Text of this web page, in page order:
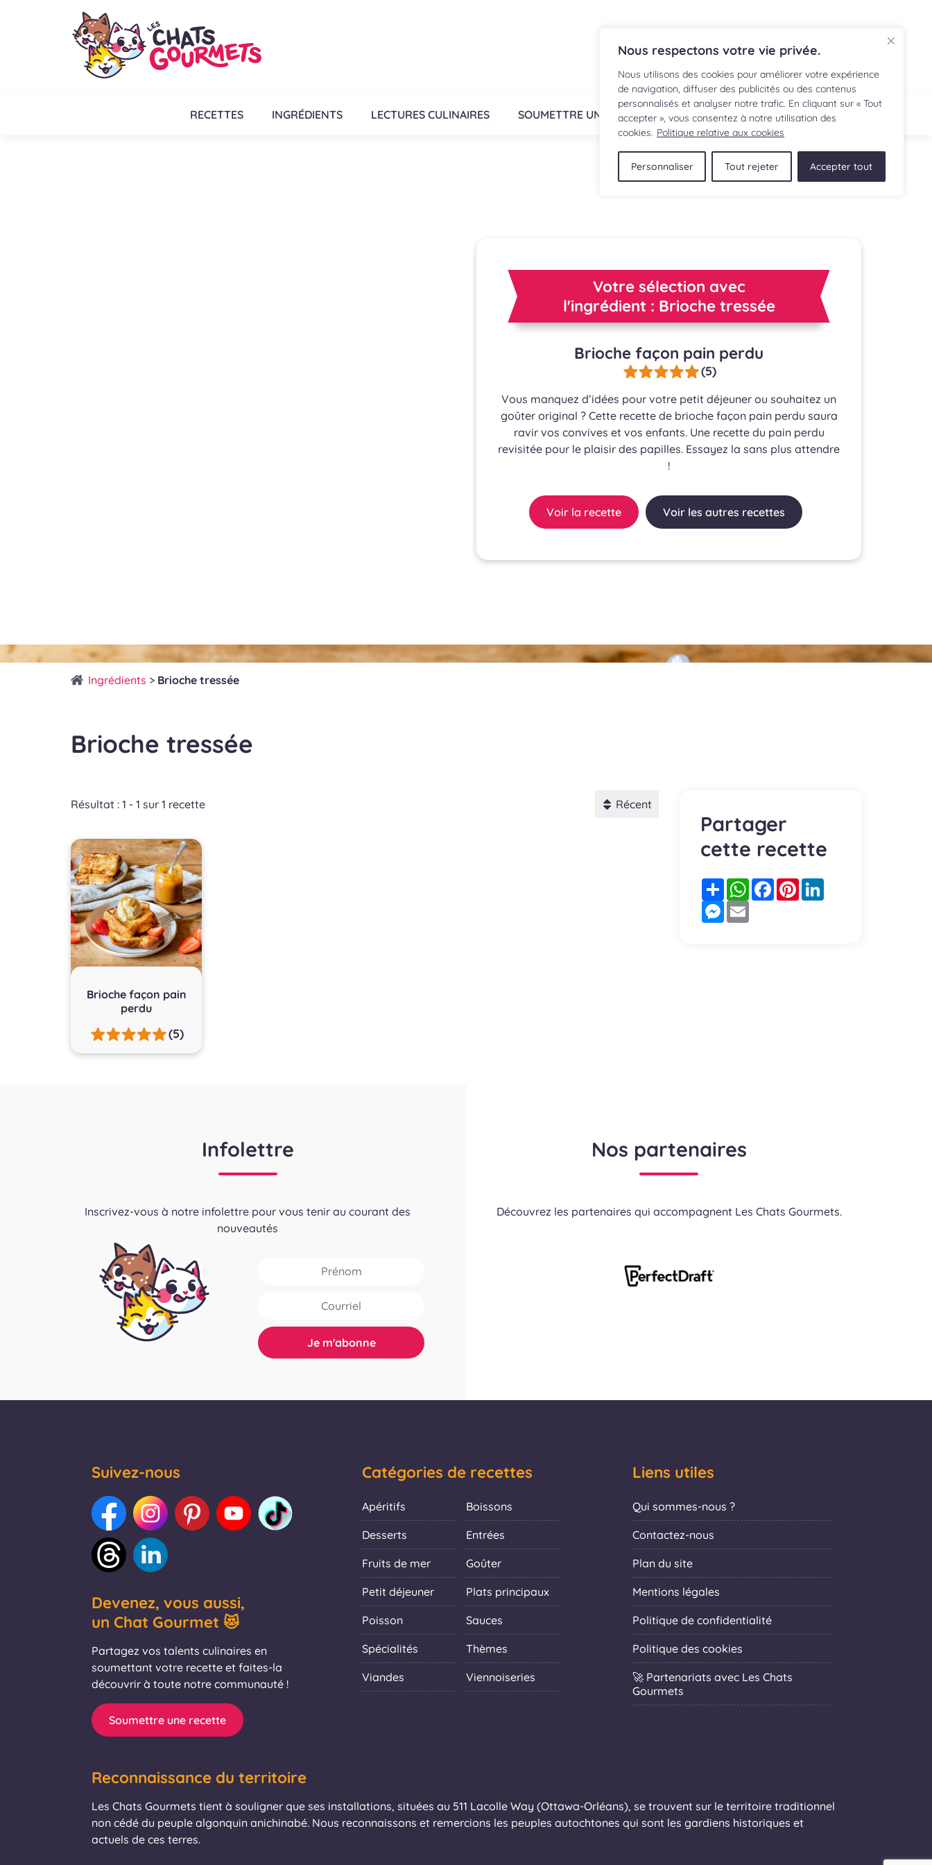
Nous respectons votre vie privée.
Nous utilisons des cookies pour améliorer votre expérience
de navigation, diffuser des publicités ou des contenus
personnalisés et analyser notre trafic. En cliquant sur « Tout
accepter », vous consentez à notre utilisation des
cookies. Politique relative aux cookies
Personnaliser Tout rejeter Accepter tout
RECETTES INGRÉDIENTS LECTURES CULINAIRES SOUMETTRE UNE RECETTE BOUTIQUE
Votre sélection avec
l'ingrédient : Brioche tressée
Brioche façon pain perdu
(5)
Vous manquez d’idées pour votre petit déjeuner ou souhaitez un
goûter original ? Cette recette de brioche façon pain perdu saura
ravir vos convives et vos enfants. Une recette du pain perdu
revisitée pour le plaisir des papilles. Essayez la sans plus attendre
!
Voir la recette Voir les autres recettes
Ingrédients > Brioche tressée
Brioche tressée
Résultat : 1 - 1 sur 1 recette Récent
Brioche façon pain
perdu
(5)
Partager
cette recette
PartagerWhatsApp
Facebook
PinterestLinkedIn
Messenger
Email
Infolettre
Inscrivez-vous à notre infolettre pour vous tenir au courant des
nouveautés
Nos partenaires
Découvrez les partenaires qui accompagnent Les Chats Gourmets.
Suivez-nous
Devenez, vous aussi,
un Chat Gourmet 😻
Partagez vos talents culinaires en
soumettant votre recette et faites-la
découvrir à toute notre communauté !
Soumettre une recette
Catégories de recettes
Apéritifs Boissons
Desserts Entrées
Fruits de mer Goûter
Petit déjeuner Plats principaux
Poisson Sauces
Spécialités Thèmes
Viandes Viennoiseries
Liens utiles
Qui sommes-nous ?
Contactez-nous
Plan du site
Mentions légales
Politique de confidentialité
Politique des cookies
🚀 Partenariats avec Les Chats
Gourmets
Reconnaissance du territoire
Les Chats Gourmets tient à souligner que ses installations, situées au 511 Lacolle Way (Ottawa-Orléans), se trouvent sur le territoire traditionnel
non cédé du peuple algonquin anichinabé. Nous reconnaissons et remercions les peuples autochtones qui sont les gardiens historiques et
actuels de ces terres.